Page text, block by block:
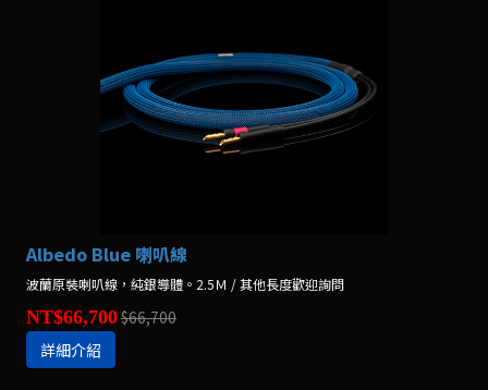
Albedo Blue 喇叭線
波蘭原裝喇叭線，純銀導體。2.5Ｍ / 其他長度歡迎詢問
NT$66,700$66,700
詳細介紹